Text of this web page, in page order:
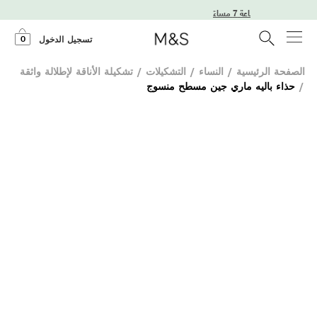
قبل الساعة 7 مساءً
تسجيل الدخول 0
الصفحة الرئيسية / النساء / التشكيلات / تشكيلة الأناقة لإطلالة واثقة
/ حذاء باليه ماري جين مسطح منسوج